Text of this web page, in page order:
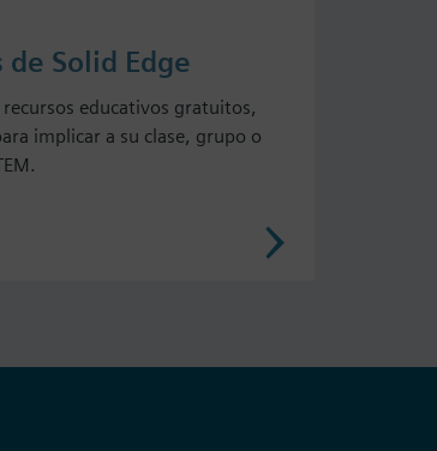
Solid Edge
educativos gratuitos,
implicar a su clase, grupo o